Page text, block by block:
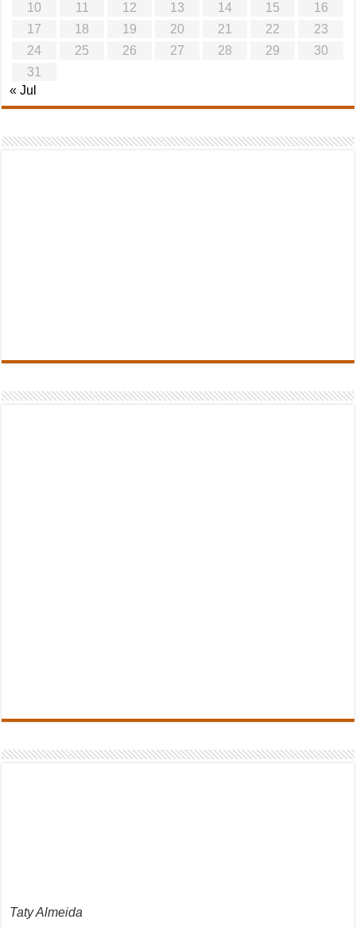
10
11 12 13 14 15
16
17
18 19 20 21 22
23
24
25 26 27 28 29
30
31
« Jul
Taty Almeida